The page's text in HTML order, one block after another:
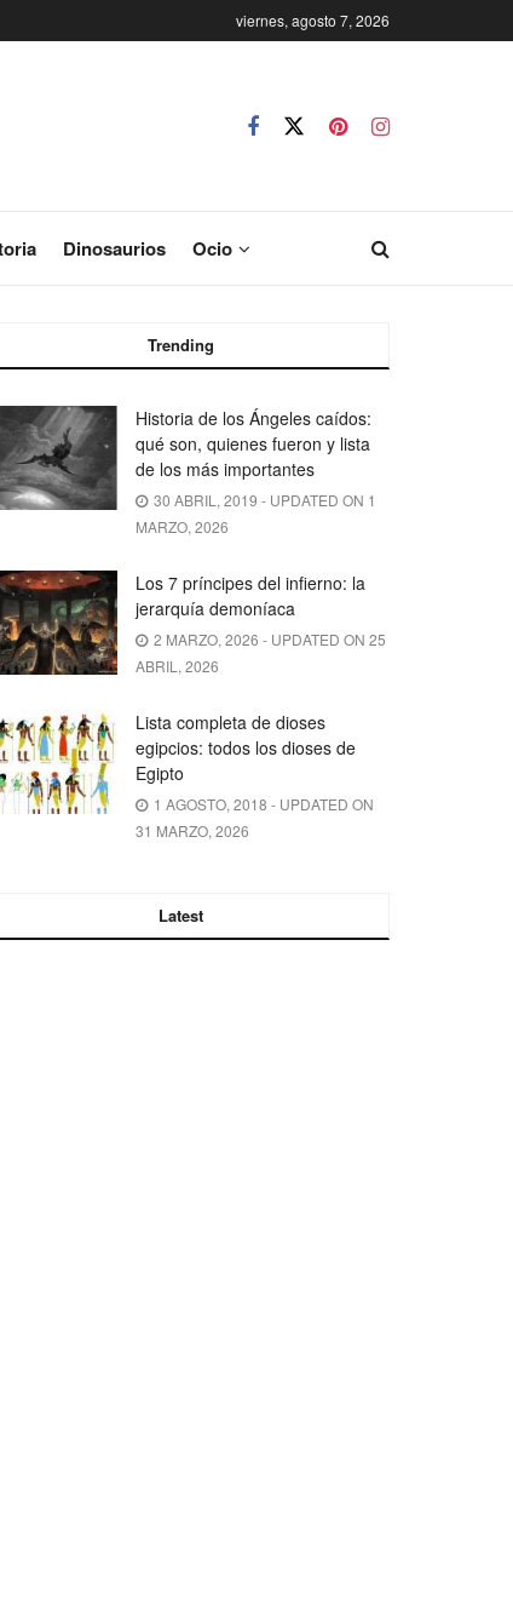
viernes, agosto 7, 2026
Dinosaurios Ocio
Trending
Historia de los Ángeles caídos:
qué son, quienes fueron y lista
de los más importantes
30 ABRIL, 2019 - UPDATED ON 1
MARZO, 2026
Los 7 príncipes del infierno: la
jerarquía demoníaca
2 MARZO, 2026 - UPDATED ON 25
ABRIL, 2026
Lista completa de dioses
egipcios: todos los dioses de
Egipto
1 AGOSTO, 2018 - UPDATED ON
31 MARZO, 2026
Latest